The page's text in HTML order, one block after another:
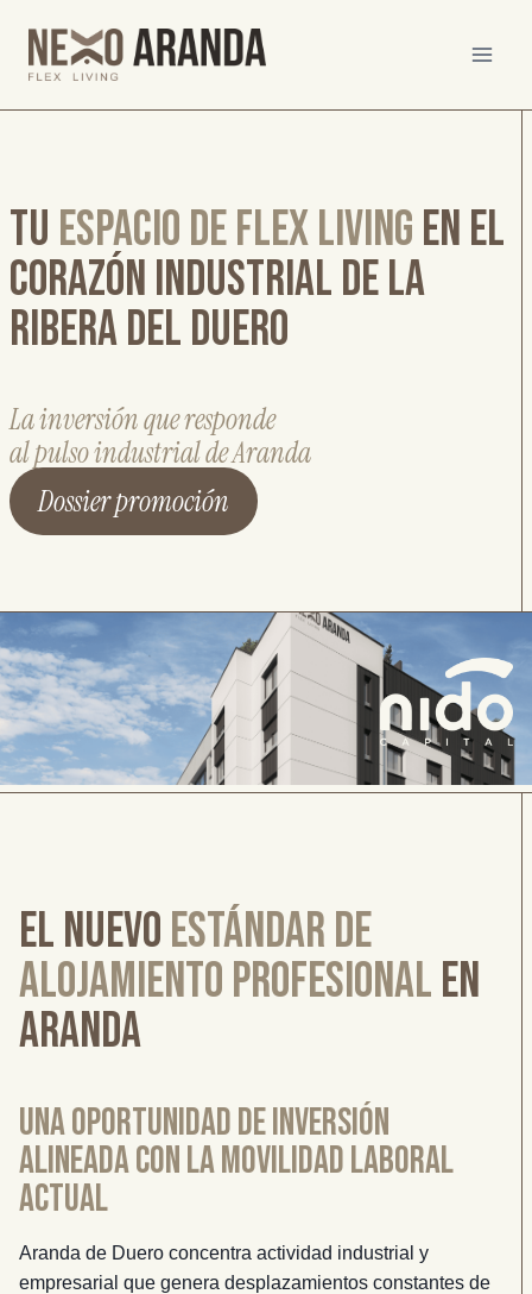
contenido
Tu espacio de flex livingen el
Corazón industrial de la
Ribera del Duero
La inversión que responde
al pulso industrial de Aranda
Dossier promoción
EL NUEVOESTÁNDAR DE
ALOJAMIENTO PROFESIONALEN
ARANDA
UNA OPORTUNIDAD DE INVERSIÓN
ALINEADA CON LA MOVILIDAD LABORAL
ACTUAL
Aranda de Duero concentra actividad industrial y
empresarial que genera desplazamientos constantes de